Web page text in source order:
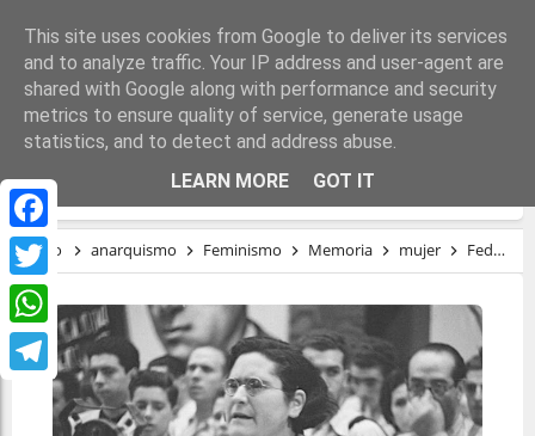
Facebook
Twitter
WhatsApp
Telegram
FEDERICA MONTSENY
Inicio anarquismo Feminismo Memoria mujer Federica Montseny
This site uses cookies from Google to deliver its services
and to analyze traffic. Your IP address and user-agent are
shared with Google along with performance and security
metrics to ensure quality of service, generate usage
statistics, and to detect and address abuse.
LEARN MORE
GOT IT